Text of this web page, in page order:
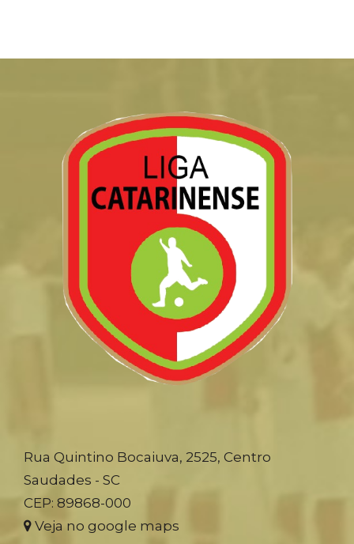
Rua Quintino Bocaiuva, 2525, Centro
Saudades - SC
CEP: 89868-000
Veja no google maps